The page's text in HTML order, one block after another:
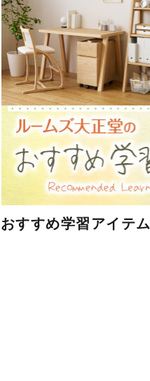
おすすめ学習アイテム